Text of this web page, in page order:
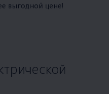
выгодной цене!